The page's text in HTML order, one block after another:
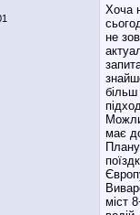
Хоча
не
більш
має
міст